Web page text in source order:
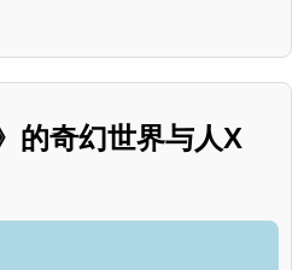
的奇幻世界与人X